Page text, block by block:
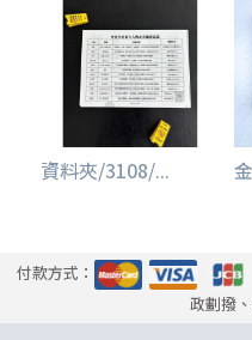
資料夾/3108/...
付款方式：
政劃撥